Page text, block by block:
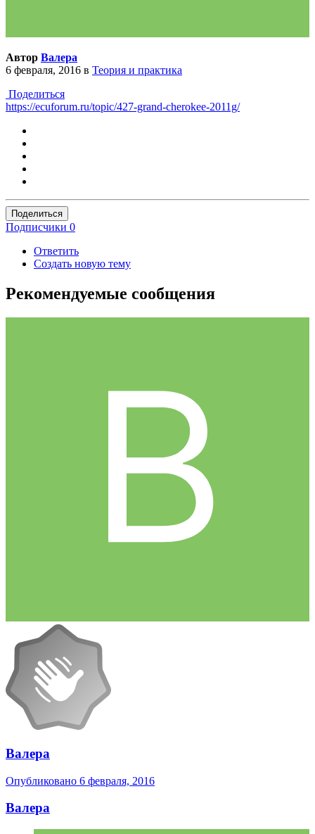
Автор Валера
6 февраля, 2016 в Теория и практика
Поделиться
https://ecuforum.ru/topic/427-grand-cherokee-2011g/
Поделиться
Подписчики 0
Ответить
Создать новую тему
Рекомендуемые сообщения
Валера
Опубликовано 6 февраля, 2016
Валера